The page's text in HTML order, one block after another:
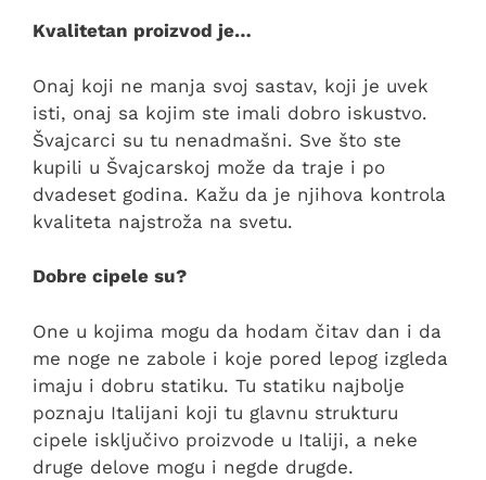
Kvalitetan proizvod je…
Onaj koji ne manja svoj sastav, koji je uvek
isti, onaj sa kojim ste imali dobro iskustvo.
Švajcarci su tu nenadmašni. Sve što ste
kupili u Švajcarskoj može da traje i po
dvadeset godina. Kažu da je njihova kontrola
kvaliteta najstroža na svetu.
Dobre cipele su?
One u kojima mogu da hodam čitav dan i da
me noge ne zabole i koje pored lepog izgleda
imaju i dobru statiku. Tu statiku najbolje
poznaju Italijani koji tu glavnu strukturu
cipele isključivo proizvode u Italiji, a neke
druge delove mogu i negde drugde.